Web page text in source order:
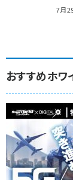
7月
おすすめホワ